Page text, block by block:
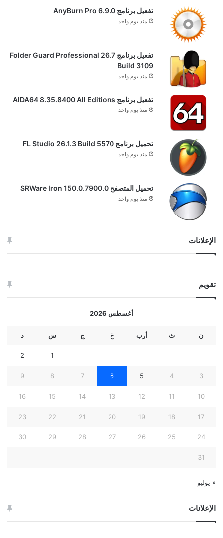
تفعيل برنامج AnyBurn Pro 6.9.0
منذ يوم واحد
تفعيل برنامج Folder Guard Professional 26.7
Build 3109
منذ يوم واحد
تفعيل برنامج AIDA64 8.35.8400 All Editions
منذ يوم واحد
تحميل برنامج FL Studio 26.1.3 Build 5570
منذ يوم واحد
تحميل المتصفح SRWare Iron 150.0.7900.0
منذ يوم واحد
الإعلانات
تقويم
أغسطس 2026
ن ث أرب خ ج س د
1
2
3
4
5
6
7
8
9
10
11
12
13
14
15
16
17
18
19
20
21
22
23
24
25
26
27
28
29
30
31
« يوليو
الإعلانات